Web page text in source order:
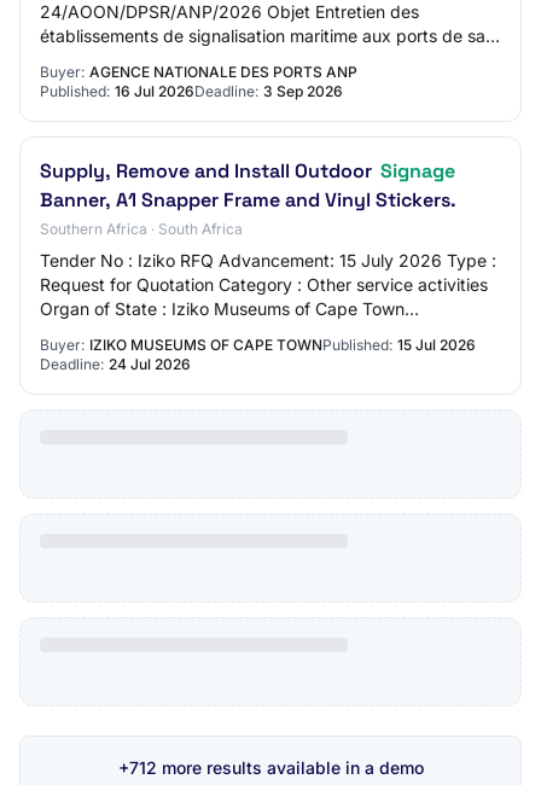
24/AOON/DPSR/ANP/2026 Objet Entretien des
établissements de signalisation maritime aux ports de safi
Buyer: AGENCE NATIONALE DES PORTS ANP
Published: 16 Jul 2026Deadline: 3 Sep 2026
Supply, Remove and Install Outdoor Signage
Banner, A1 Snapper Frame and Vinyl Stickers.
Southern Africa · South Africa
Tender No : Iziko RFQ Advancement: 15 July 2026 Type :
Request for Quotation Category : Other service activities
Organ of State : Iziko Museums of Cape Town
Buyer: IZIKO MUSEUMS OF CAPE TOWNPublished: 15 Jul 2026
Deadline: 24 Jul 2026
+712 more results available in a demo